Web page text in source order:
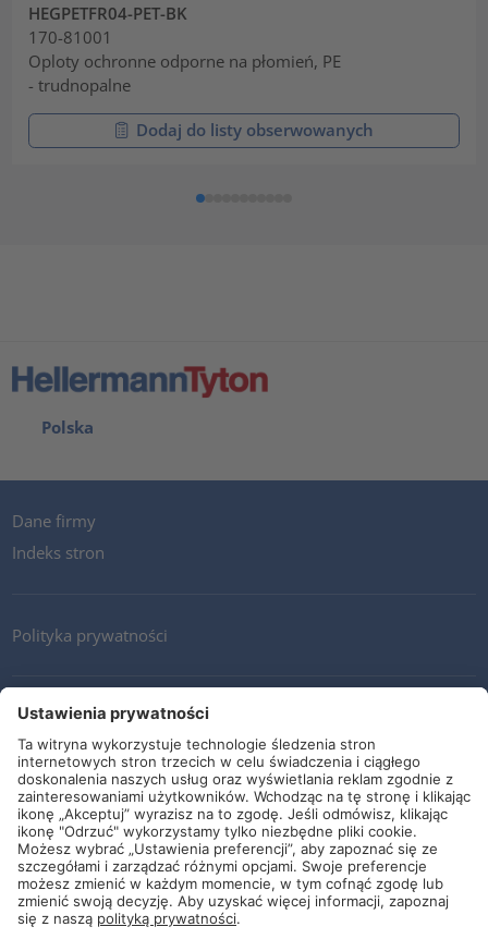
HEGPETFR04-PET-BK
170-81001
Oploty ochronne odporne na płomień, PE
- trudnopalne
Dodaj do listy obserwowanych
Polska
Dane firmy
Indeks stron
Polityka prywatności
Kontakt
Newsletter
Ogólne warunki i dostawy
Wytyczne i zobowiązania